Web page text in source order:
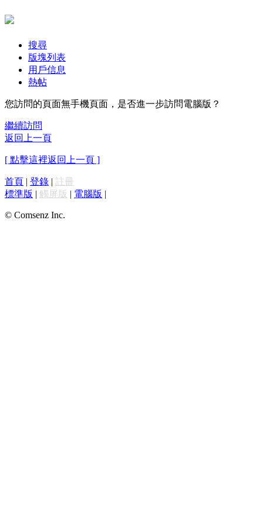
搜尋
版塊列表
用戶信息
熱帖
您訪問的頁面無手機頁面，是否進一步訪問電腦版？
繼續訪問
返回上一頁
[ 點擊這裡返回上一頁 ]
首頁 | 登錄 | 註冊
標準版 | 觸屏版 | 電腦版 |
© Comsenz Inc.